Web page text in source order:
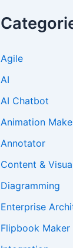
Agile
AI
AI Chatbot
Animation
Annotator
Content &
Diagramming
Enterprise
Flipbook Maker